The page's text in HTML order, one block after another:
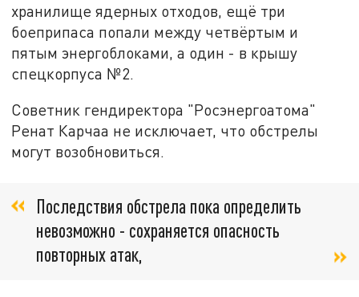
хранилище ядерных отходов, ещё три
боеприпаса попали между четвёртым и
пятым энергоблоками, а один - в крышу
спецкорпуса №2.
Советник гендиректора "Росэнергоатома"
Ренат Карчаа не исключает, что обстрелы
могут возобновиться.
Последствия обстрела пока определить
невозможно - сохраняется опасность
повторных атак,